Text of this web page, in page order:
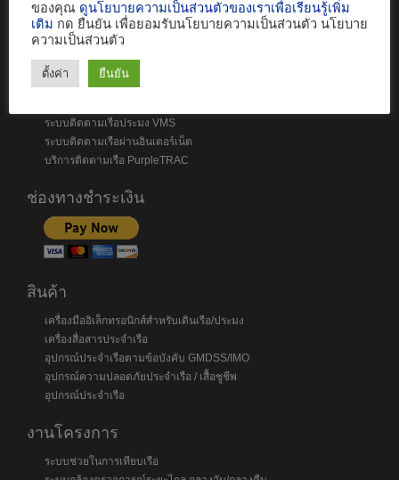
ติดต่อเรา
งานบริการ
บริการซ่อมและจำหน่ายอะไหล่
ระบบติดตามเรือประมง VMS
ระบบติดตามเรือผ่านอินเตอร์เน็ต
บริการติดตามเรือ PurpleTRAC
ช่องทางชำระเงิน
สินค้า
เครื่องมืออิเล็กทรอนิกส์สำหรับเดินเรือ/ประมง
เครื่องสื่อสารประจำเรือ
อุปกรณ์ประจำเรือตามข้อบังคับ GMDSS/IMO
อุปกรณ์ความปลอดภัยประจำเรือ / เสื้อชูชีพ
อุปกรณ์ประจำเรือ
งานโครงการ
ระบบช่วยในการเทียบเรือ
ของคุณ ดูนโยบายความเป็นส่วนตัวของเราเพื่อเรียนรู้เพิ่ม
เติม กด ยืนยัน เพื่อยอมรับนโยบายความเป็นส่วนตัว นโยบาย
ความเป็นส่วนตัว
ตั้งค่า ยืนยัน